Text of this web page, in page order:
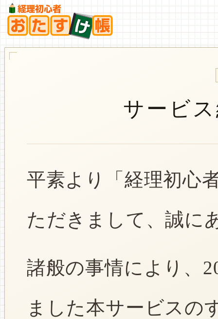
サービ
平素より「経理初心
ただきまして、誠に
諸般の事情により、
ました本サービスの